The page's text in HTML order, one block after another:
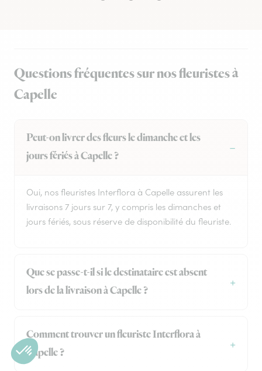
Questions fréquentes sur nos fleuristes à
Capelle
Peut-on livrer des fleurs le dimanche et les
jours fériés à Capelle ?
Oui, nos fleuristes Interflora à Capelle assurent les
livraisons 7 jours sur 7, y compris les dimanches et
jours fériés, sous réserve de disponibilité du fleuriste.
Que se passe-t-il si le destinataire est absent
lors de la livraison à Capelle ?
Comment trouver un fleuriste Interflora à
Capelle ?